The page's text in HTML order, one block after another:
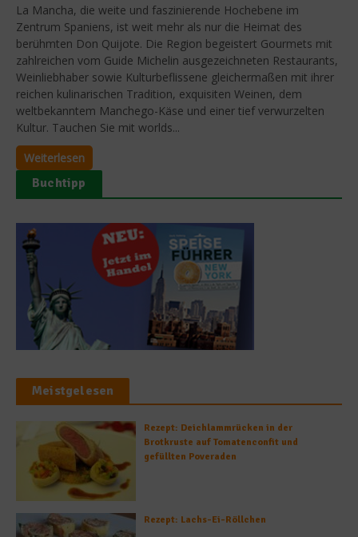
La Mancha, die weite und faszinierende Hochebene im
Zentrum Spaniens, ist weit mehr als nur die Heimat des
berühmten Don Quijote. Die Region begeistert Gourmets mit
zahlreichen vom Guide Michelin ausgezeichneten Restaurants,
Weinliebhaber sowie Kulturbeflissene gleichermaßen mit ihrer
reichen kulinarischen Tradition, exquisiten Weinen, dem
weltbekanntem Manchego-Käse und einer tief verwurzelten
Kultur. Tauchen Sie mit worlds...
Weiterlesen
Buchtipp
Meistgelesen
Rezept: Deichlammrücken in der
Brotkruste auf Tomatenconfit und
gefüllten Poveraden
Rezept: Lachs-Ei-Röllchen